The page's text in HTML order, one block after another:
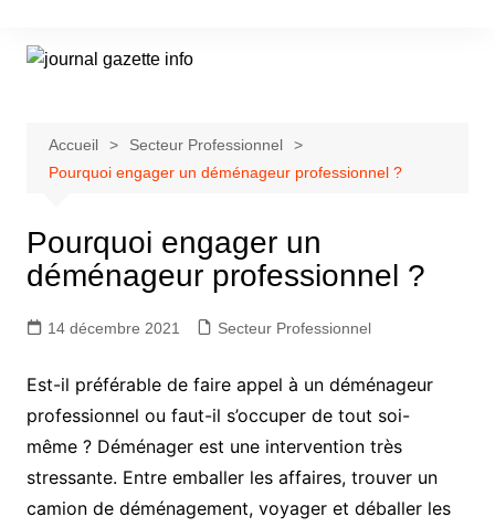
contenu
Accueil
Secteur Professionnel
Pourquoi engager un déménageur professionnel ?
Pourquoi engager un
déménageur professionnel ?
14 décembre 2021 Secteur Professionnel
Est-il préférable de faire appel à un déménageur
professionnel ou faut-il s’occuper de tout soi-
même ? Déménager est une intervention très
stressante. Entre emballer les affaires, trouver un
camion de déménagement, voyager et déballer les